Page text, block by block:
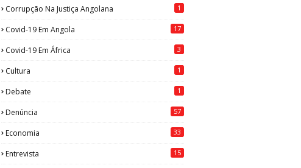
Corrupção Na Justiça Angolana 1
Covid-19 Em Angola 17
Covid-19 Em África 3
Cultura 1
Debate 1
Denúncia 57
Economia 33
Entrevista 15